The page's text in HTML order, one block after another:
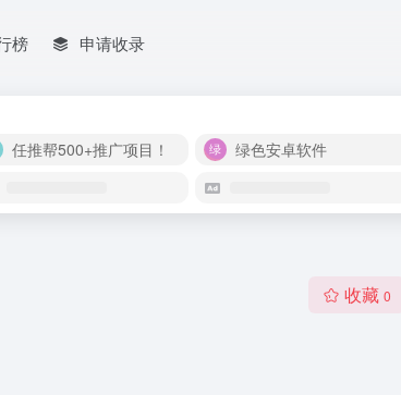
榜 申请收录
任推帮500+推广项目！ 绿色安卓软件
收藏 0